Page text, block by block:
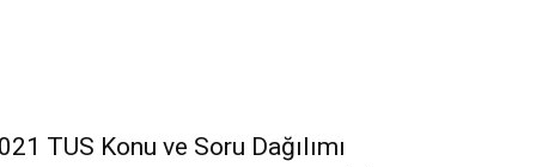
TUS Konu ve Soru Dağılımı